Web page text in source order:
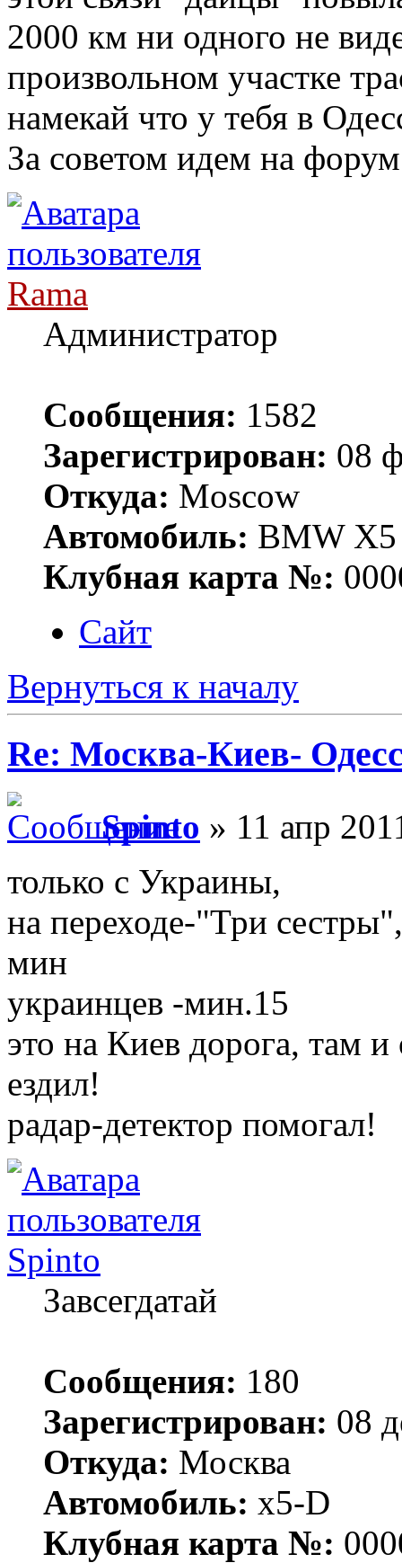
2000 км ни одного не
произвольном участке
намекай что у тебя в
За советом идем на
Rama
Администратор
Сообщения: 1582
Зарегистрирован: 08
Откуда: Moscow
Автомобиль: BMW X5
Клубная карта №:
Сайт
Вернуться к началу
Re: Москва-Киев-
Spinto » 11 апр
только с Украины,
на переходе-"Три
мин
украинцев -мин.15
это на Киев дорога, там
ездил!
радар-детектор помогал!
Spinto
Завсегдатай
Сообщения: 180
Зарегистрирован: 08
Откуда: Москва
Автомобиль: x5-D
Клубная карта №: